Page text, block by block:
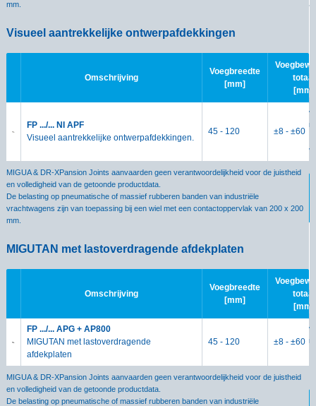
mm.
Visueel aantrekkelijke ontwerpafdekkingen
Omschrijving
Voegbreedte
[mm]
totaal
[mm]
FP .../... NI APF
Visueel aantrekkelijke ontwerpafdekkingen.
45 - 120 ±8 - ±60
MIGUA & DR-XPansion Joints aanvaarden geen verantwoordelijkheid voor de juistheid
en volledigheid van de getoonde productdata.
De belasting op pneumatische of massief rubberen banden van industriële
vrachtwagens zijn van toepassing bij een wiel met een contactoppervlak van 200 x 200
mm.
MIGUTAN met lastoverdragende afdekplaten
Omschrijving
Voegbreedte
[mm]
totaal
[mm]
FP .../... APG + AP800
MIGUTAN met lastoverdragende
afdekplaten
45 - 120 ±8 - ±60
MIGUA & DR-XPansion Joints aanvaarden geen verantwoordelijkheid voor de juistheid
en volledigheid van de getoonde productdata.
De belasting op pneumatische of massief rubberen banden van industriële